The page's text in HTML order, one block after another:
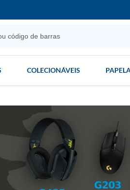
COLECIONÁVEIS